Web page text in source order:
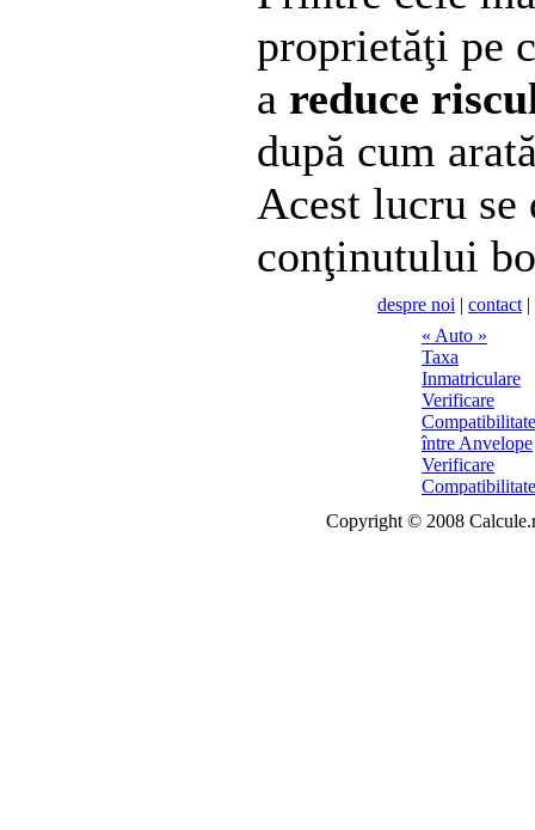
proprietăţi pe
a reduce
după cum
Acest lucru
conţinutului
despre noi | contact |
Copyright © 2008